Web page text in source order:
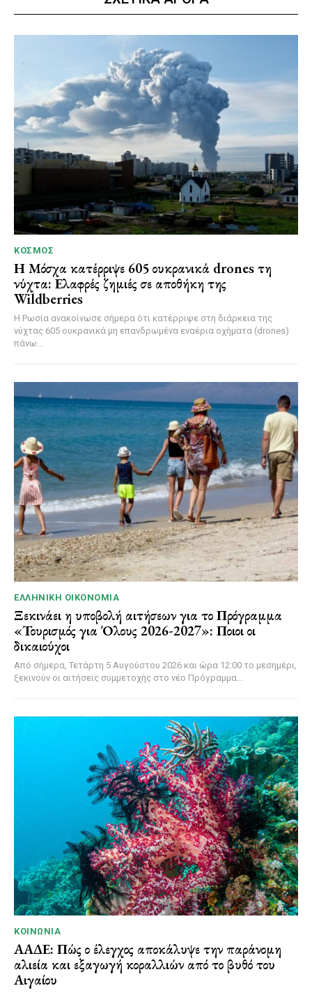
ΚΌΣΜΟΣ
Η Μόσχα κατέρριψε 605 ουκρανικά drones τη
νύχτα: Ελαφρές ζημιές σε αποθήκη της
Wildberries
Η Ρωσία ανακοίνωσε σήμερα ότι κατέρριψε στη διάρκεια της
νύχτας 605 ουκρανικά μη επανδρωμένα εναέρια οχήματα (drones)
πάνω...
ΕΛΛΗΝΙΚΉ ΟΙΚΟΝΟΜΊΑ
Ξεκινάει η υποβολή αιτήσεων για το Πρόγραμμα
«Τουρισμός για Όλους 2026-2027»: Ποιοι οι
δικαιούχοι
Από σήμερα, Τετάρτη 5 Αυγούστου 2026 και ώρα 12:00 το μεσημέρι,
ξεκινούν οι αιτήσεις συμμετοχής στο νέο Πρόγραμμα...
ΚΟΙΝΩΝΊΑ
ΑΑΔΕ: Πώς ο έλεγχος αποκάλυψε την παράνομη
αλιεία και εξαγωγή κοραλλιών από το βυθό του
Αιγαίου